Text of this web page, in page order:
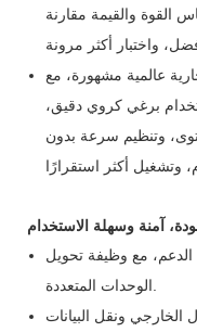
القوة والقيمة مقارنة
عالمية مشهورة، مع
برغي كروي دقيق،
إزاحة أفضل من 0.5 مستوى، وتنظيم سرعة بدون
الدعم، مع وظيفة تحويل
الوحدات المتعددة.